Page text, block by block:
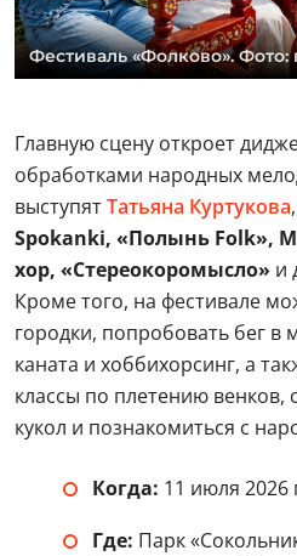
Фестиваль «Фолково».
Главную сцену откроет
обработками народных
выступятТатьяна Куртукова,
Spokanki, «Полынь Folk»,
хор, «Стереокоромысло» и
Кроме того, на фестивале
городки, попробовать бег в
каната и хоббихорсинг, а
классы по плетению
кукол и познакомиться с
Когда: 11 июля 2026
Где: Парк